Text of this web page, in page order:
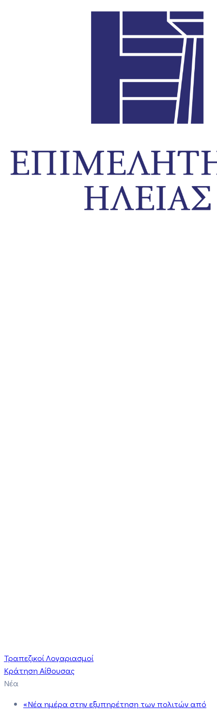
Τραπεζικοί Λογαριασμοί
Κράτηση Αίθουσας
Νέα
«Νέα ημέρα στην εξυπηρέτηση των πολιτών από